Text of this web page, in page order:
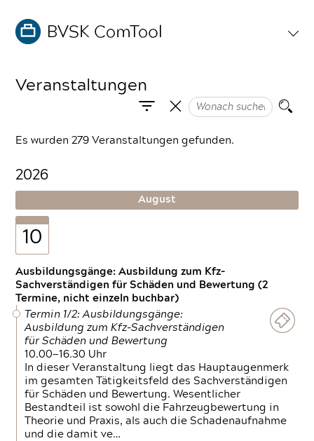
Veranstaltungen
Es wurden 279 Veranstaltungen gefunden.
2026
August
10
Ausbildungsgänge: Ausbildung zum Kfz-
Sachverständigen für Schäden und Bewertung (2
Termine, nicht einzeln buchbar)
Termin 1/2: Ausbildungsgänge:
Ausbildung zum Kfz-Sachverständigen
für Schäden und Bewertung
10.00—16.30 Uhr
In dieser Veranstaltung liegt das Hauptaugenmerk
im gesamten Tätigkeitsfeld des Sachverständigen
für Schäden und Bewertung. Wesentlicher
Bestandteil ist sowohl die Fahrzeugbewertung in
Theorie und Praxis, als auch die Schadenaufnahme
und die damit ve…